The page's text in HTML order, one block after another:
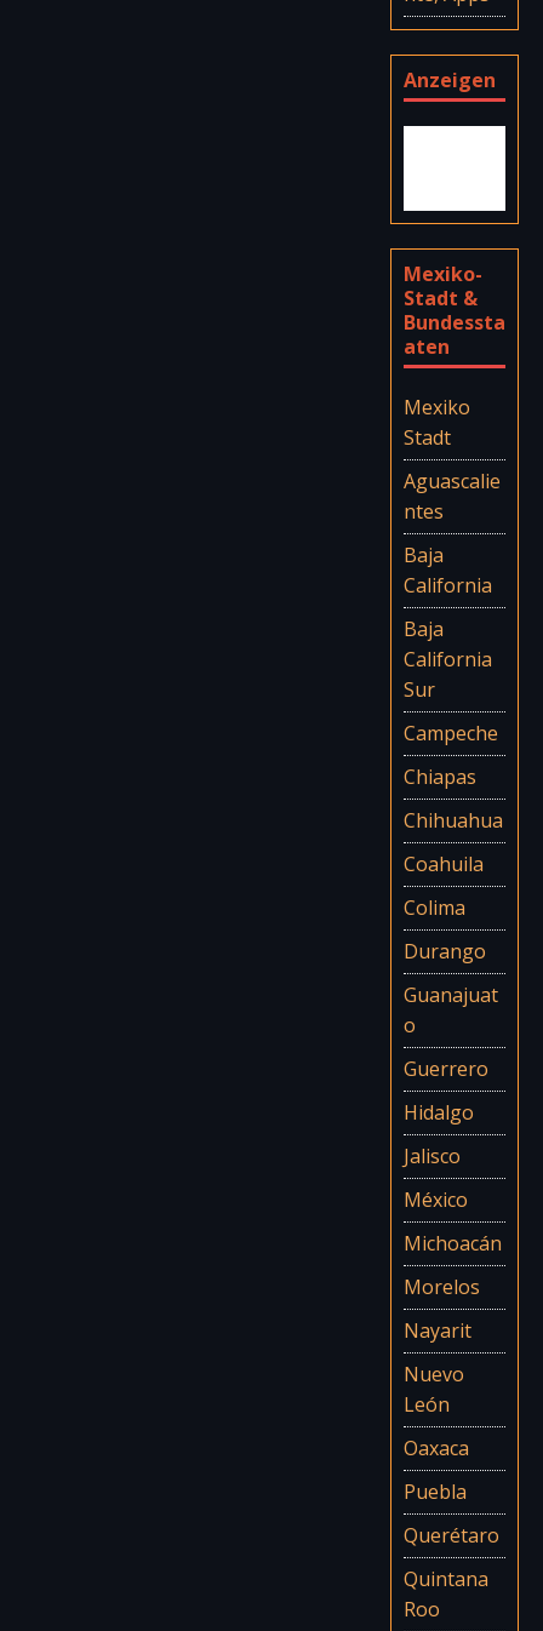
Anzeigen
Mexiko-
Stadt &
Bundessta
aten
Mexiko
Stadt
Aguascalie
ntes
Baja
California
Baja
California
Sur
Campeche
Chiapas
Chihuahua
Coahuila
Colima
Durango
Guanajuat
o
Guerrero
Hidalgo
Jalisco
México
Michoacán
Morelos
Nayarit
Nuevo
León
Oaxaca
Puebla
Querétaro
Quintana
Roo